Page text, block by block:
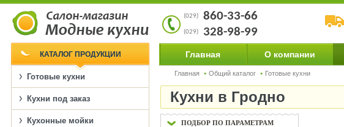
(029) 860-33-66
(029) 328-98-99
Главная О компании
Главная Общий каталог Готовые кухни
Кухни в Гродно
ПОДБОР ПО ПАРАМЕТРАМ
КАТАЛОГ ПРОДУКЦИИ
Готовые кухни
Кухни под заказ
Кухонные мойки